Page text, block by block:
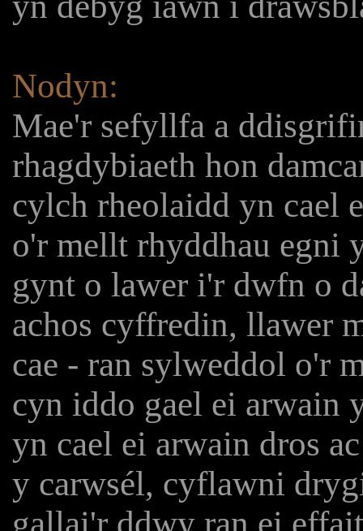
Nodyn:
Mae'r sefyllfa a
rhagdybiaeth hon
cylch rheolaidd yn cael
o'r mellt rhyddhau egni
gynt o lawer i'r dwfn o
achos cyffredin, llawer
cae - ran sylweddol o'r
cyn iddo gael ei arwain
yn cael ei arwain dros
y carwsél, cyflawni
gallai'r ddwy ran ei